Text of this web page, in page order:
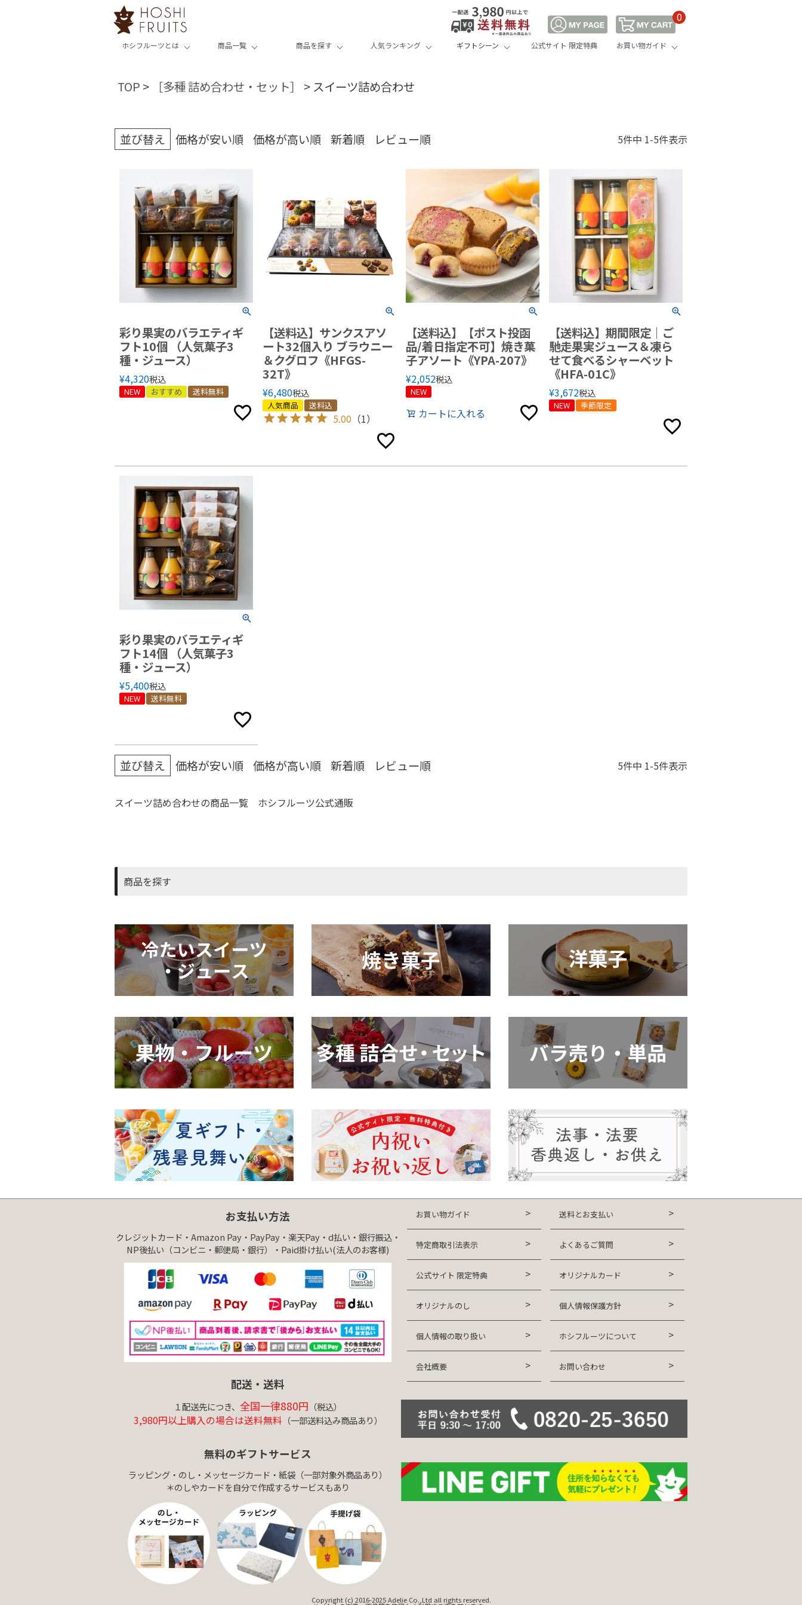
0
ホシフルーツとは 商品一覧 商品を探す 人気ランキング ギフトシーン 公式サイト 限定特典 お買い物ガイド
TOP ［多種 詰め合わせ・セット］ スイーツ詰め合わせ
並び替え 価格が安い順 価格が高い順 新着順 レビュー順 5件中 1-5件表示
彩り果実のバラエティギ
フト10個 （人気菓子3
種・ジュース）
¥4,320税込
NEW おすすめ 送料無料
【送料込】サンクスアソ
ート32個入り ブラウニー
＆クグロフ《HFGS-
32T》
¥6,480税込
人気商品 送料込
5.00 （1）
【送料込】【ポスト投函
品/着日指定不可】焼き菓
子アソート《YPA-207》
¥2,052税込
NEW
カートに入れる
【送料込】期間限定｜ご
馳走果実ジュース＆凍ら
せて食べるシャーベット
《HFA-01C》
¥3,672税込
NEW 季節限定
彩り果実のバラエティギ
フト14個 （人気菓子3
種・ジュース）
¥5,400税込
NEW 送料無料
並び替え 価格が安い順 価格が高い順 新着順 レビュー順 5件中 1-5件表示
スイーツ詰め合わせの商品一覧 ホシフルーツ公式通販
商品を探す
お支払い方法
クレジットカード・Amazon Pay・PayPay・楽天Pay・d払い・銀行振込・
NP後払い（コンビニ・郵便局・銀行）・Paid掛け払い(法人のお客様)
配送・送料
１配送先につき、 全国一律880円 （税込）
3,980円以上購入の場合は送料無料 （一部送料込み商品あり）
無料のギフトサービス
ラッピング・のし・メッセージカード・紙袋（一部対象外商品あり）
＊のしやカードを自分で作成するサービスもあり
お買い物ガイド 送料とお支払い
特定商取引法表示 よくあるご質問
公式サイト 限定特典 オリジナルカード
オリジナルのし 個人情報保護方針
個人情報の取り扱い ホシフルーツについて
会社概要 お問い合わせ
Copyright (c) 2016-2025 Adelie Co.,Ltd all rights reserved.